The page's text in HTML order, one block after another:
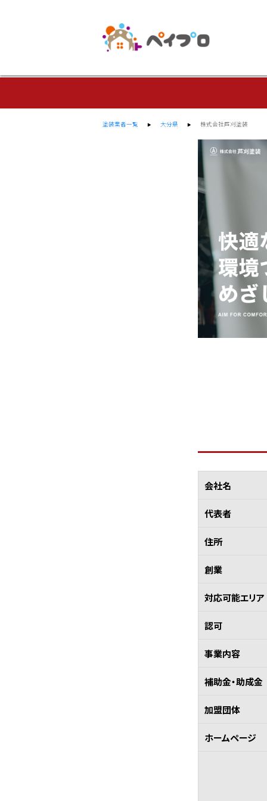
塗装業者一覧 大分県 株式会社芦刈塗装
会社名
代表者
住所
創業
対応可能エリア
認可
事業内容
補助金・助成金
加盟団体
ホームページ